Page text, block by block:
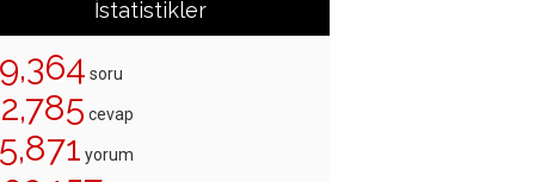
İstatistikler
soru
cevap
yorum